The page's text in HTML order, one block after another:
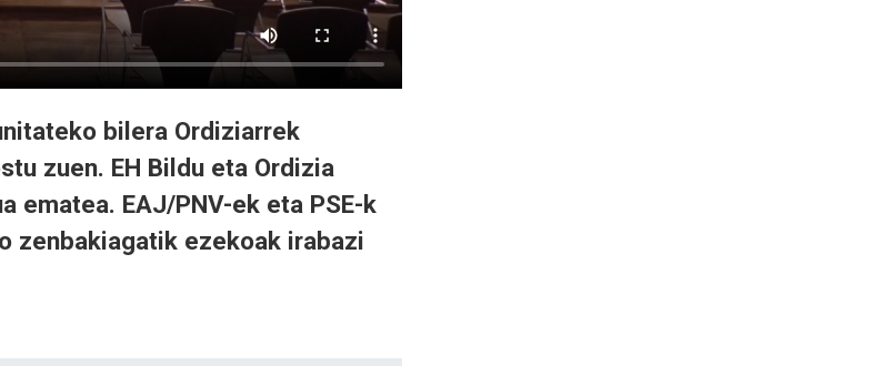
bilera Ordiziarrek
zuen. EH Bildu eta Ordizia
ematea. EAJ/PNV-ek eta PSE-k
zenbakiagatik ezekoak irabazi